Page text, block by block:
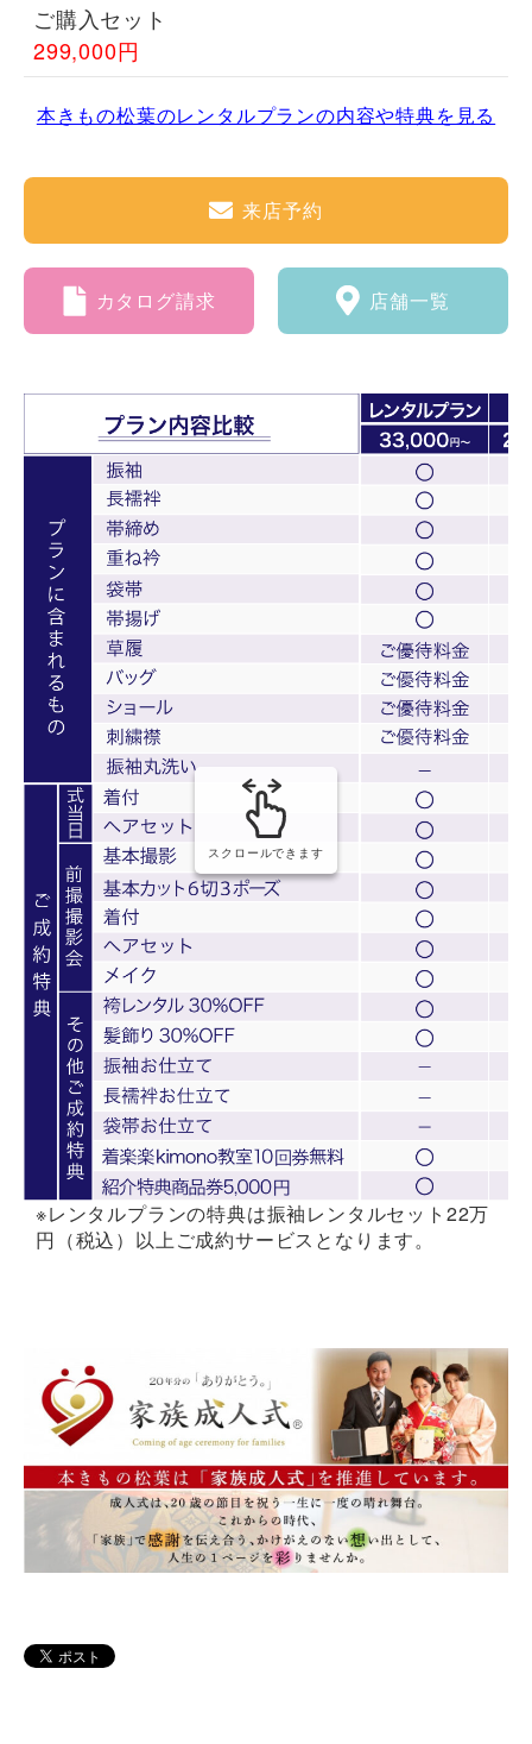
ご購入セット
299,000円
本きもの松葉のレンタルプランの内容や特典を見る
来店予約
カタログ請求 店舗一覧
スクロールできます
※レンタルプランの特典は振袖レンタルセット22万
円（税込）以上ご成約サービスとなります。